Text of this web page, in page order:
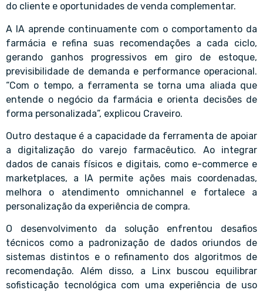
do cliente e oportunidades de venda complementar.
A IA aprende continuamente com o comportamento da
farmácia e refina suas recomendações a cada ciclo,
gerando ganhos progressivos em giro de estoque,
previsibilidade de demanda e performance operacional.
“Com o tempo, a ferramenta se torna uma aliada que
entende o negócio da farmácia e orienta decisões de
forma personalizada”, explicou Craveiro.
Outro destaque é a capacidade da ferramenta de apoiar
a digitalização do varejo farmacêutico. Ao integrar
dados de canais físicos e digitais, como e-commerce e
marketplaces, a IA permite ações mais coordenadas,
melhora o atendimento omnichannel e fortalece a
personalização da experiência de compra.
O desenvolvimento da solução enfrentou desafios
técnicos como a padronização de dados oriundos de
sistemas distintos e o refinamento dos algoritmos de
recomendação. Além disso, a Linx buscou equilibrar
sofisticação tecnológica com uma experiência de uso